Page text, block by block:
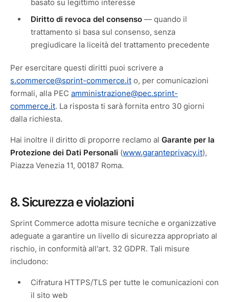
basato su legittimo interesse
Diritto di revoca del consenso — quando il
trattamento si basa sul consenso, senza
pregiudicare la liceità del trattamento precedente
Per esercitare questi diritti puoi scrivere a
s.commerce@sprint-commerce.it o, per comunicazioni
formali, alla PEC amministrazione@pec.sprint-
commerce.it. La risposta ti sarà fornita entro 30 giorni
dalla richiesta.
Hai inoltre il diritto di proporre reclamo al Garante per la
Protezione dei Dati Personali (www.garanteprivacy.it),
Piazza Venezia 11, 00187 Roma.
8. Sicurezza e violazioni
Sprint Commerce adotta misure tecniche e organizzative
adeguate a garantire un livello di sicurezza appropriato al
rischio, in conformità all'art. 32 GDPR. Tali misure
includono:
Cifratura HTTPS/TLS per tutte le comunicazioni con
il sito web